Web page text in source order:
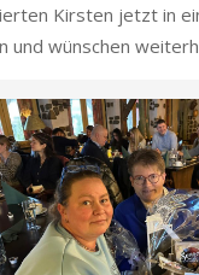
Kirsten jetzt in
und wünschen